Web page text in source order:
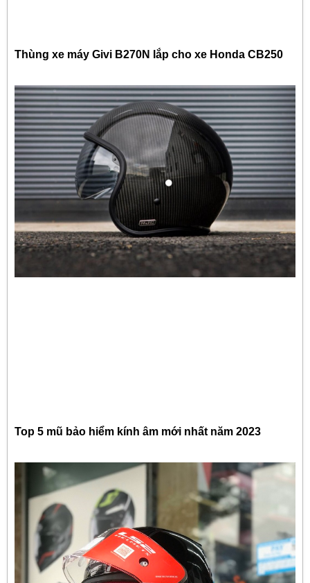
Thùng xe máy Givi B270N lắp cho xe Honda CB250
Top 5 mũ bảo hiểm kính âm mới nhất năm 2023